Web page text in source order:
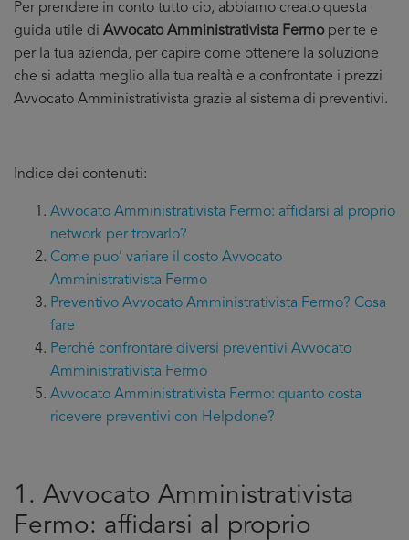
Per prendere in conto tutto cio, abbiamo creato questa
guida utile di Avvocato Amministrativista Fermoper te e
per la tua azienda, per capire come ottenere la soluzione
che si adatta meglio alla tua realtà e a confrontate i prezzi
Avvocato Amministrativista grazie al sistema di preventivi.
Indice dei contenuti:
Avvocato Amministrativista Fermo: affidarsi al proprio
network per trovarlo?
Come puo’ variare il costo Avvocato
Amministrativista Fermo
Preventivo Avvocato Amministrativista Fermo? Cosa
fare
Perché confrontare diversi preventivi Avvocato
Amministrativista Fermo
Avvocato Amministrativista Fermo: quanto costa
ricevere preventivi con Helpdone?
1. Avvocato Amministrativista
Fermo: affidarsi al proprio